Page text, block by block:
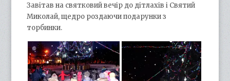
Завітав на святковий вечір до дітлахів і Святий
Миколай, щедро роздаючи подарунки з
торбинки.